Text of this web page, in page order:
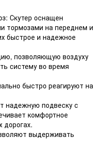
Скутер оснащен
тормозами на переднем и
быстрое и надежное
позволяющую воздуху
систему во время
быстро реагируют на
надежную подвеску с
комфортное
дорогах.
выдерживать